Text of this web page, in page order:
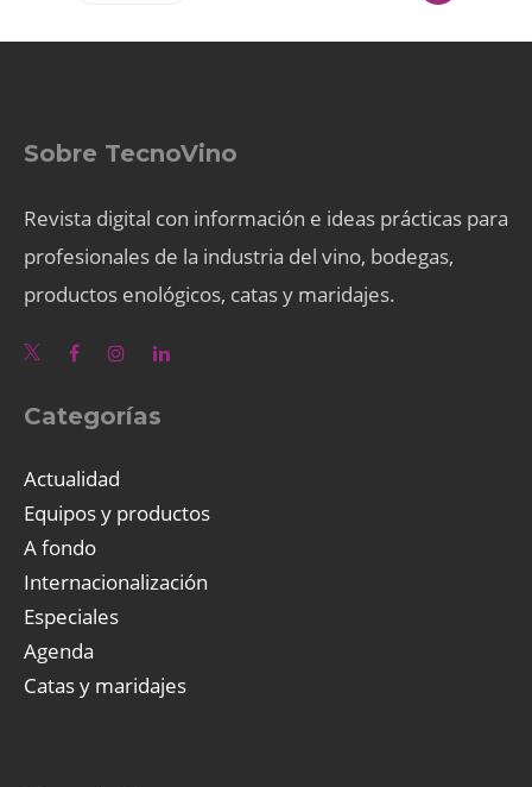
Sobre TecnoVino
Revista digital con información e ideas prácticas para
profesionales de la industria del vino, bodegas,
productos enológicos, catas y maridajes.
Categorías
Actualidad
Equipos y productos
A fondo
Internacionalización
Especiales
Agenda
Catas y maridajes